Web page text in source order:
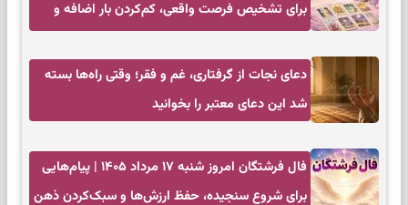
برای تشخیص فرصت واقعی، کم‌کردن بار اضافه و
دعای نجات از گرفتاری، غم و فقر؛ وقتی راه‌ها بسته
شد این دعای معتبر را بخوانید
فال فرشتگان امروز شنبه ۱۷ مرداد ۱۴۰۵ | پیام‌هایی
برای شروع سنجیده، حفظ ارزش‌ها و سبک‌کردن ذهن